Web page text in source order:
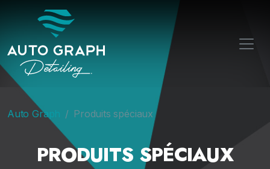
Auto Graph Produits spéciaux
PRODUITS SPÉCIAUX